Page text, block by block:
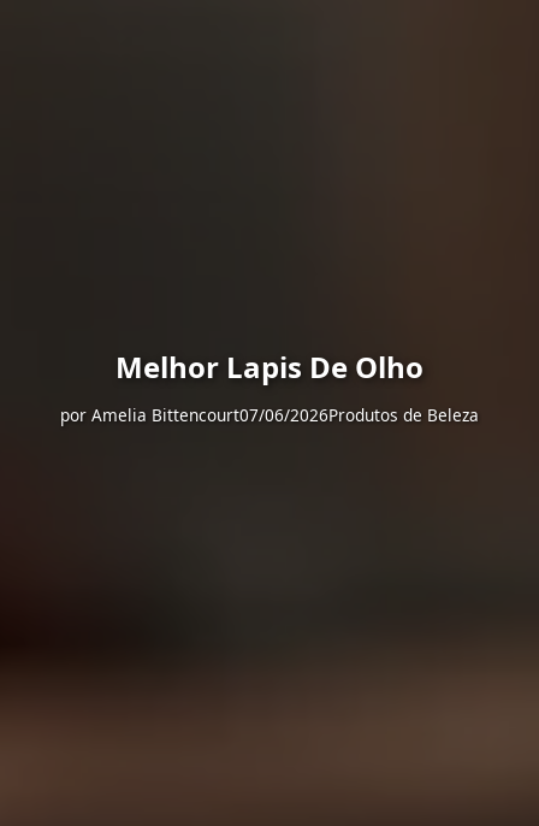
Melhor Lapis De Olho
por Amelia Bittencourt07/06/2026Produtos de Beleza